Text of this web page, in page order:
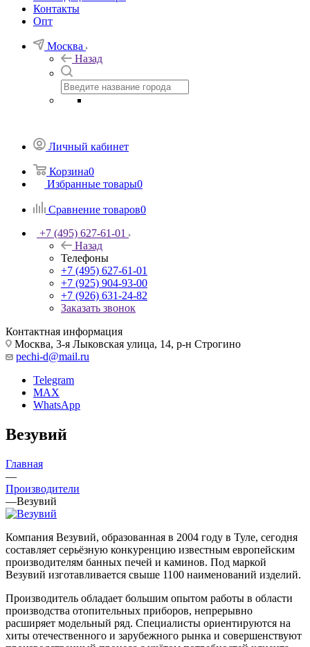
Контакты
Опт
Москва
Назад
Личный кабинет
Корзина0
Избранные товары0
Сравнение товаров0
+7 (495) 627-61-01
Назад
Телефоны
+7 (495) 627-61-01
+7 (925) 904-93-00
+7 (926) 631-24-82
Заказать звонок
Контактная информация
Москва, 3-я Лыковская улица, 14, р-н Строгино
pechi-d@mail.ru
Telegram
MAX
WhatsApp
Везувий
Главная
—
Производители
—Везувий
Компания Везувий, образованная в 2004 году в Туле, сегодня
составляет серьёзную конкуренцию известным европейским
производителям банных печей и каминов. Под маркой
Везувий изготавливается свыше 1100 наименований изделий.
Производитель обладает большим опытом работы в области
производства отопительных приборов, непрерывно
расширяет модельный ряд. Специалисты ориентируются на
хиты отечественного и зарубежного рынка и совершенствуют